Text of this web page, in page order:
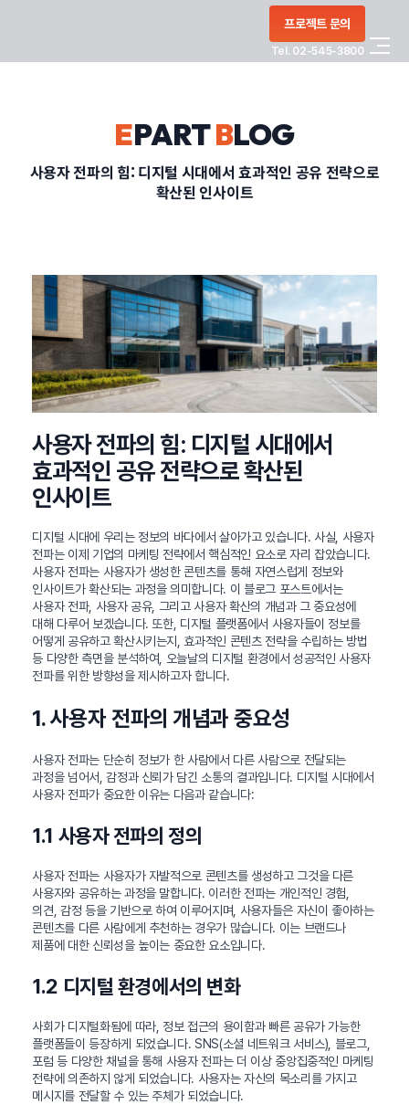
프로젝트 문의
Tel. 02-545-3800
CONTACT
정부지원사업
EPARTBLOG
사용자 전파의 힘: 디지털 시대에서 효과적인 공유 전략으로
확산된 인사이트
사용자 전파의 힘: 디지털 시대에서
효과적인 공유 전략으로 확산된
인사이트
디지털 시대에 우리는 정보의 바다에서 살아가고 있습니다. 사실, 사용자
전파는 이제 기업의 마케팅 전략에서 핵심적인 요소로 자리 잡았습니다.
사용자 전파는 사용자가 생성한 콘텐츠를 통해 자연스럽게 정보와
인사이트가 확산되는 과정을 의미합니다. 이 블로그 포스트에서는
사용자 전파, 사용자 공유, 그리고 사용자 확산의 개념과 그 중요성에
대해 다루어 보겠습니다. 또한, 디지털 플랫폼에서 사용자들이 정보를
어떻게 공유하고 확산시키는지, 효과적인 콘텐츠 전략을 수립하는 방법
등 다양한 측면을 분석하여, 오늘날의 디지털 환경에서 성공적인 사용자
전파를 위한 방향성을 제시하고자 합니다.
1. 사용자 전파의 개념과 중요성
사용자 전파는 단순히 정보가 한 사람에서 다른 사람으로 전달되는
과정을 넘어서, 감정과 신뢰가 담긴 소통의 결과입니다. 디지털 시대에서
사용자 전파가 중요한 이유는 다음과 같습니다:
1.1 사용자 전파의 정의
사용자 전파는 사용자가 자발적으로 콘텐츠를 생성하고 그것을 다른
사용자와 공유하는 과정을 말합니다. 이러한 전파는 개인적인 경험,
의견, 감정 등을 기반으로 하여 이루어지며, 사용자들은 자신이 좋아하는
콘텐츠를 다른 사람에게 추천하는 경우가 많습니다. 이는 브랜드나
제품에 대한 신뢰성을 높이는 중요한 요소입니다.
1.2 디지털 환경에서의 변화
사회가 디지털화됨에 따라, 정보 접근의 용이함과 빠른 공유가 가능한
플랫폼들이 등장하게 되었습니다. SNS(소셜 네트워크 서비스), 블로그,
포럼 등 다양한 채널을 통해 사용자 전파는 더 이상 중앙집중적인 마케팅
전략에 의존하지 않게 되었습니다. 사용자는 자신의 목소리를 가지고
메시지를 전달할 수 있는 주체가 되었습니다.